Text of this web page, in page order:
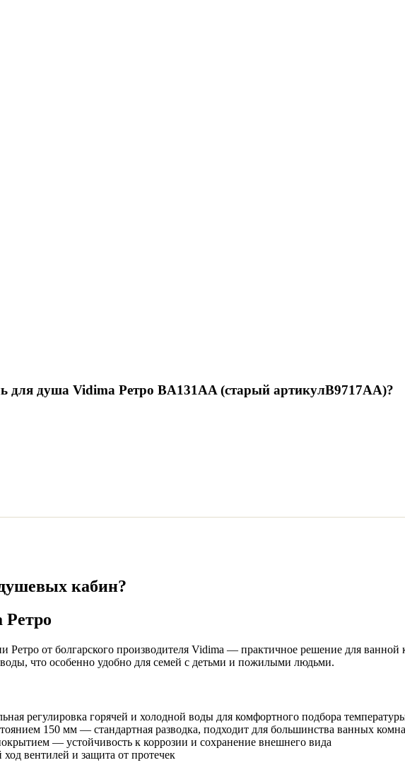
для душа Vidima Ретро BA131AA (старый артикулB9717AA)?
кабин?
Ретро
Ретро от болгарского производителя Vidima — практичное решение для ванной
воды, что особенно удобно для семей с детьми и пожилыми людьми.
регулировка горячей и холодной воды для комфортного подбора
150 мм — стандартная разводка, подходит для большинства ванных
— устойчивость к коррозии и сохранение внешнего вида
вентилей и защита от протечек